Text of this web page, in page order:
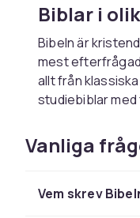
Biblar i
Bibeln är
mest
allt från
studiebiblar
Gamla
bibeln användas
pocketbibel
Vanliga
Vem skrev